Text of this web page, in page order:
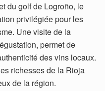
du golf de Logroño, le
privilégiée pour les
Une visite de la
permet de
des vins locaux.
richesses de la Rioja
de la région.